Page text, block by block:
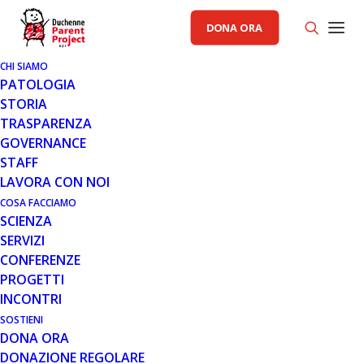
DONA ORA
CHI SIAMO
PATOLOGIA
STORIA
TRASPARENZA
GOVERNANCE
STAFF
LAVORA CON NOI
COSA FACCIAMO
SCIENZA
SERVIZI
CONFERENZE
PROGETTI
INCONTRI
SOSTIENI
DONA ORA
DONAZIONE REGOLARE
GENERALE,RACCOLTA FONDI PP
17 OTT 2022
PER LA PRIMA VOLTA POSTE
ITALIANE AL FIANCO DI PARENT
PROJECT